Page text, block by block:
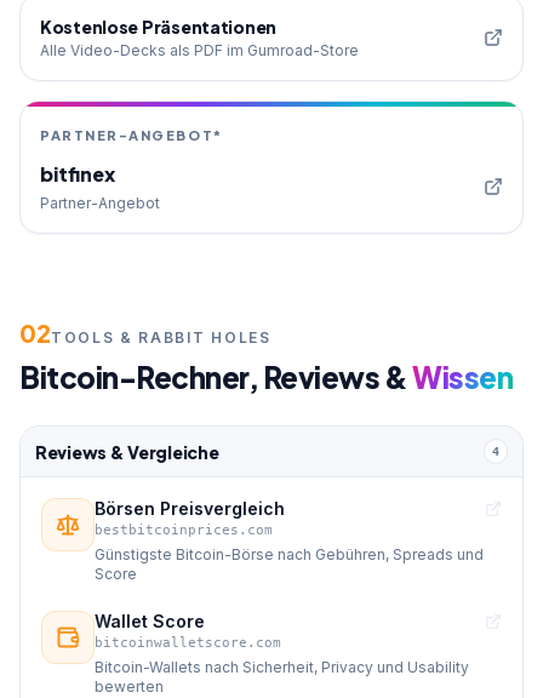
Kostenlose Präsentationen
Alle Video-Decks als PDF im Gumroad-Store
PARTNER-ANGEBOT*
bitfinex
Partner-Angebot
02TOOLS & RABBIT HOLES
Bitcoin-Rechner, Reviews &Wissen
Reviews & Vergleiche 4
Börsen Preisvergleich
bestbitcoinprices.com
Günstigste Bitcoin-Börse nach Gebühren, Spreads und
Score
Wallet Score
bitcoinwalletscore.com
Bitcoin-Wallets nach Sicherheit, Privacy und Usability
bewerten